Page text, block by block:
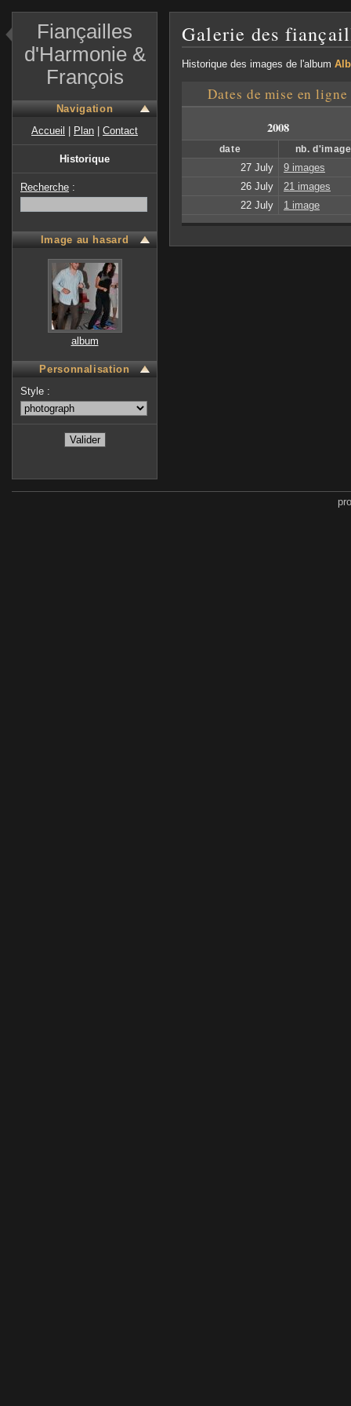
Fiançailles
d'Harmonie &
François
Navigation
Accueil
Plan Contact
Historique
Recherche :
Image au hasard
album
Personnalisation
Style :
Galerie des
Historique des images de l'album
Dates de mise en ligne
2008
date nb.
27 July
9 images
26 July
21 images
22 July
1 image